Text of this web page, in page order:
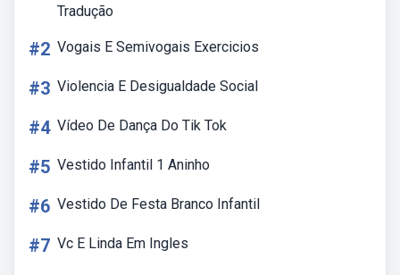
Tradução
#2 Vogais E Semivogais Exercicios
#3 Violencia E Desigualdade Social
#4 Vídeo De Dança Do Tik Tok
#5 Vestido Infantil 1 Aninho
#6 Vestido De Festa Branco Infantil
#7 Vc E Linda Em Ingles